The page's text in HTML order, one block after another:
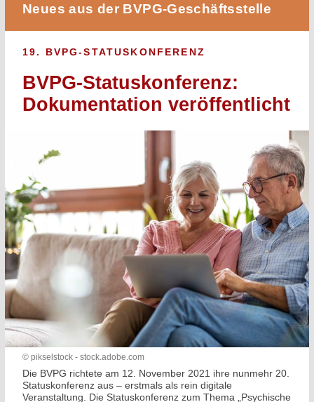
Neues aus der BVPG-Geschäftsstelle
19. BVPG-STATUSKONFERENZ
BVPG-Statuskonferenz:
Dokumentation veröffentlicht
© pikselstock - stock.adobe.com
Die BVPG richtete am 12. November 2021 ihre nunmehr 20.
Statuskonferenz aus – erstmals als rein digitale
Veranstaltung. Die Statuskonferenz zum Thema „Psychische